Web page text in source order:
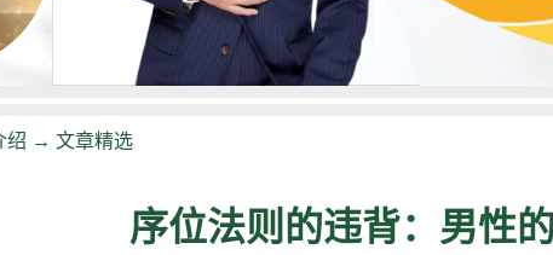
绍 → 文章精选
序位法则的违背：男性